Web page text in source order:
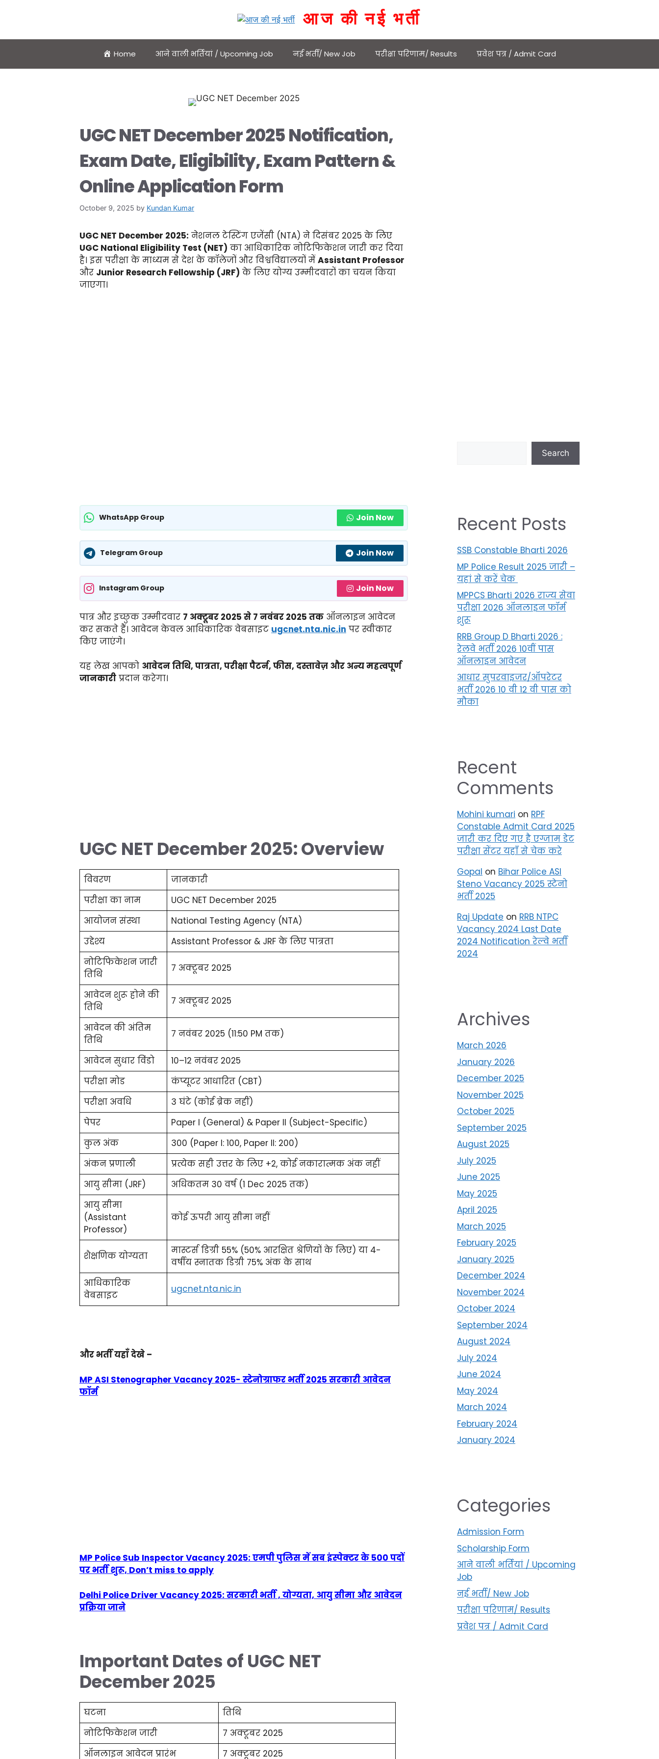
आज की नई भर्ती
Home आने वाली भर्तियां / Upcoming Job नई भर्ती/ New Job परीक्षा परिणाम/ Results प्रवेश पत्र / Admit Card
UGC NET December 2025 Notification,
Exam Date, Eligibility, Exam Pattern &
Online Application Form
October 9, 2025 by Kundan Kumar
UGC NET December 2025: नेशनल टेस्टिंग एजेंसी (NTA) ने दिसंबर 2025 के लिए
UGC National Eligibility Test (NET) का आधिकारिक नोटिफिकेशन जारी कर दिया
है। इस परीक्षा के माध्यम से देश के कॉलेजों और विश्वविद्यालयों में Assistant Professor
और Junior Research Fellowship (JRF) के लिए योग्य उम्मीदवारों का चयन किया
जाएगा।
WhatsApp Group Join Now
Telegram Group Join Now
Instagram Group Join Now
पात्र और इच्छुक उम्मीदवार 7 अक्टूबर 2025 से 7 नवंबर 2025 तक ऑनलाइन आवेदन
कर सकते हैं। आवेदन केवल आधिकारिक वेबसाइट ugcnet.nta.nic.in पर स्वीकार
किए जाएंगे।
यह लेख आपको आवेदन तिथि, पात्रता, परीक्षा पैटर्न, फीस, दस्तावेज़ और अन्य महत्वपूर्ण
जानकारी प्रदान करेगा।
UGC NET December 2025: Overview
विवरण
जानकारी
परीक्षा का नाम
UGC NET December 2025
आयोजन संस्था
National Testing Agency (NTA)
उद्देश्य
Assistant Professor & JRF के लिए पात्रता
नोटिफिकेशन जारी
तिथि
7 अक्टूबर 2025
आवेदन शुरू होने की
तिथि
7 अक्टूबर 2025
आवेदन की अंतिम
तिथि
7 नवंबर 2025 (11:50 PM तक)
आवेदन सुधार विंडो
10–12 नवंबर 2025
परीक्षा मोड
कंप्यूटर आधारित (CBT)
परीक्षा अवधि
3 घंटे (कोई ब्रेक नहीं)
पेपर
Paper I (General) & Paper II (Subject-Specific)
कुल अंक
300 (Paper I: 100, Paper II: 200)
अंकन प्रणाली
प्रत्येक सही उत्तर के लिए +2, कोई नकारात्मक अंक नहीं
आयु सीमा (JRF)
अधिकतम 30 वर्ष (1 Dec 2025 तक)
आयु सीमा
(Assistant
Professor)
कोई ऊपरी आयु सीमा नहीं
शैक्षणिक योग्यता
मास्टर्स डिग्री 55% (50% आरक्षित श्रेणियों के लिए) या 4-
वर्षीय स्नातक डिग्री 75% अंक के साथ
आधिकारिक
वेबसाइट
ugcnet.nta.nic.in
और भर्ती यहाँ देखे –
MP ASI Stenographer Vacancy 2025- स्टेनोग्राफर भर्ती 2025 सरकारी आवेदन
फॉर्म
MP Police Sub Inspector Vacancy 2025: एमपी पुलिस में सब इंस्पेक्टर के 500 पदों
पर भर्ती शुरू, Don’t miss to apply
Delhi Police Driver Vacancy 2025: सरकारी भर्ती , योग्यता, आयु सीमा और आवेदन
प्रक्रिया जाने
Important Dates of UGC NET
December 2025
घटना
तिथि
नोटिफिकेशन जारी
7 अक्टूबर 2025
ऑनलाइन आवेदन प्रारंभ
7 अक्टूबर 2025
Search
Recent Posts
SSB Constable Bharti 2026
MP Police Result 2025 जारी –
यहां से करें चेक
MPPCS Bharti 2026 राज्य सेवा
परीक्षा 2026 ऑनलाइन फॉर्म
शुरू
RRB Group D Bharti 2026 :
रेलवे भर्ती 2026 10वीं पास
ऑनलाइन आवेदन
आधार सुपरवाइजर/ऑपरेटर
भर्ती 2026 10 वी 12 वी पास को
मौका
Recent
Comments
Mohini kumari on RPF
Constable Admit Card 2025
जारी कर दिए गए है एग्जाम डेट
परीक्षा सेंटर यहाँ से चेक करे
Gopal on Bihar Police ASI
Steno Vacancy 2025 स्टेनो
भर्ती 2025
Raj Update on RRB NTPC
Vacancy 2024 Last Date
2024 Notification रेल्वे भर्ती
2024
Archives
March 2026
January 2026
December 2025
November 2025
October 2025
September 2025
August 2025
July 2025
June 2025
May 2025
April 2025
March 2025
February 2025
January 2025
December 2024
November 2024
October 2024
September 2024
August 2024
July 2024
June 2024
May 2024
March 2024
February 2024
January 2024
Categories
Admission Form
Scholarship Form
आने वाली भर्तियां / Upcoming
Job
नई भर्ती/ New Job
परीक्षा परिणाम/ Results
प्रवेश पत्र / Admit Card